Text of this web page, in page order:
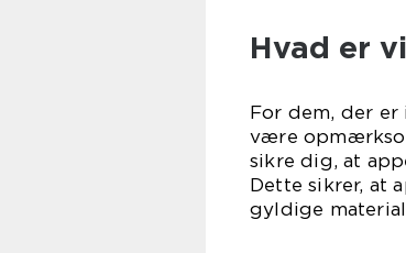
Hvad er
For dem, der
være
sikre dig, at
Dette sikrer, at
gyldige